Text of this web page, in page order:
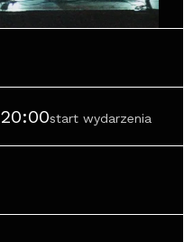
20:00start wydarzenia